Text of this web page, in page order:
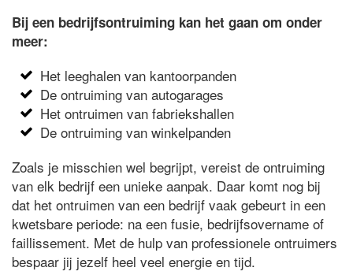
Bij een bedrijfsontruiming kan het gaan om onder
meer:
Het leeghalen van kantoorpanden
De ontruiming van autogarages
Het ontruimen van fabriekshallen
De ontruiming van winkelpanden
Zoals je misschien wel begrijpt, vereist de ontruiming
van elk bedrijf een unieke aanpak. Daar komt nog bij
dat het ontruimen van een bedrijf vaak gebeurt in een
kwetsbare periode: na een fusie, bedrijfsovername of
faillissement. Met de hulp van professionele ontruimers
bespaar jij jezelf heel veel energie en tijd.